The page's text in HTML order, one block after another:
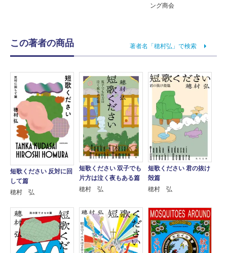
ング商会
この著者の商品 著者名「穂村弘」で検索
短歌ください 反対に回
して篇
穂村 弘
短歌ください 双子でも
片方は泣く夜もある篇
穂村 弘
短歌ください 君の抜け
殻篇
穂村 弘